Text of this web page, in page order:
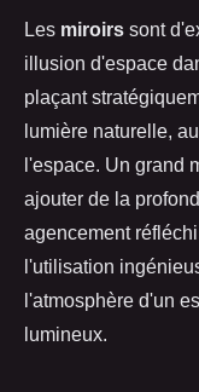
Les miroirs sont
illusion d'espace
plaçant
lumière naturelle,
l'espace. Un grand
ajouter de la
agencement
l'utilisation
l'atmosphère d'un
lumineux.